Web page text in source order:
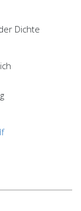
Dichte